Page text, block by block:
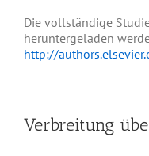
Die vollständige
heruntergeladen
http://
Verbreitung